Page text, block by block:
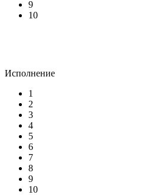
9
10
Исполнение
1
2
3
4
5
6
7
8
9
10